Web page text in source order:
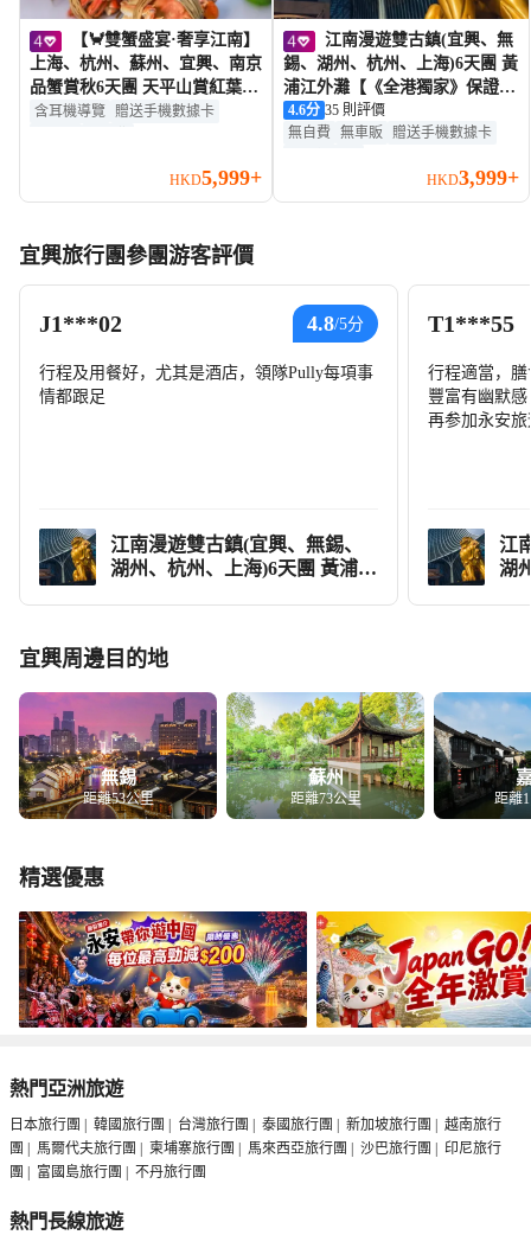
上海、杭州、蘇州、宜興、南京
品蟹賞秋6天團 天平山賞紅葉/
網師園、明孝陵燕雀湖賞秋/牛
灘【全程入住凱悅旗下酒店】
含耳機導覽
贈送手機數據卡
HKD5,999+
江南漫遊雙古鎮(宜興、無
錫、湖州、杭州、上海)6天團 黃
浦江外灘【《全港獨家》保證入
住尊貴上海西岸美高梅酒店(江
景房)】、窯湖小鎮、太湖古
湖》、西湖風景區、杭州地標城
隍閣
4.6分 35 則評價
無自費
無車販
贈送手機數據卡
HKD3,999+
宜興旅行團參團游客評價
J1***02 4.8/5分
行程及用餐好，尤其是酒店，領隊Pully每項事
情都跟足
江南漫遊雙古鎮(宜興、無錫、
湖州、杭州、上海)6天團 黃浦江
觀看大型歌舞劇《醉美太湖》、
西湖風景區、杭州地標城隍閣
T1***55
行程適當，
豐富有幽默
再参加永安旅
江
湖
西
宜興周邊目的地
無錫
距離53公里
蘇州
距離73公里 距離
精選優惠
熱門亞洲旅遊
日本旅行團 | 韓國旅行團 | 台灣旅行團 | 泰國旅行團 | 新加坡旅行團 | 越南旅行
團 | 馬爾代夫旅行團 | 柬埔寨旅行團 | 馬來西亞旅行團 | 沙巴旅行團 | 印尼旅行
團 | 富國島旅行團 | 不丹旅行團
熱門長線旅遊